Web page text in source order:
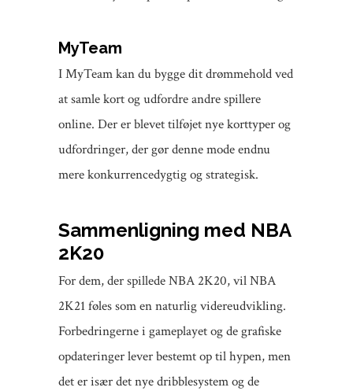
MyTeam
I MyTeam kan du bygge dit drømmehold ved
at samle kort og udfordre andre spillere
online. Der er blevet tilføjet nye korttyper og
udfordringer, der gør denne mode endnu
mere konkurrencedygtig og strategisk.
Sammenligning med NBA
2K20
For dem, der spillede NBA 2K20, vil NBA
2K21 føles som en naturlig videreudvikling.
Forbedringerne i gameplayet og de grafiske
opdateringer lever bestemt op til hypen, men
det er især det nye dribblesystem og de